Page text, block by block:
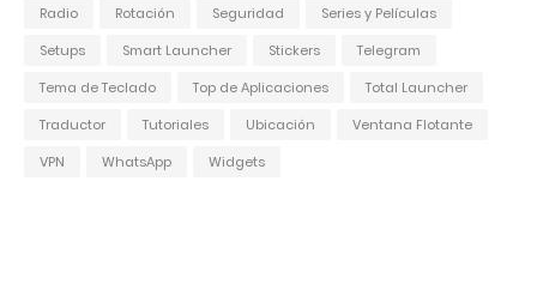
Radio
Rotación Seguridad
Series y Películas
Setups
Smart Launcher Stickers
Telegram
Tema de Teclado
Top de Aplicaciones
Total Launcher
Traductor
Tutoriales Ubicación
Ventana Flotante
VPN
WhatsApp Widgets